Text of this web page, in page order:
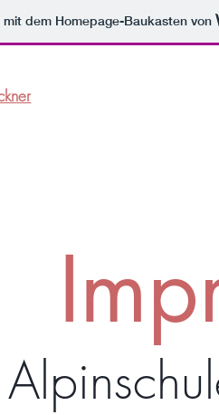
dem Homepage-Baukasten von